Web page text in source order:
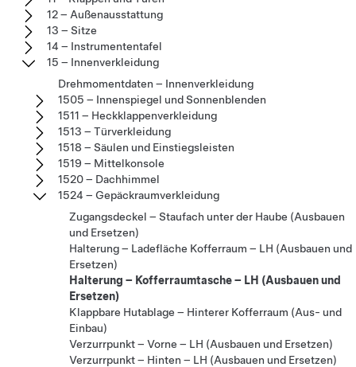
12 – Außenausstattung
13 – Sitze
14 – Instrumententafel
15 – Innenverkleidung
Drehmomentdaten – Innenverkleidung
1505 – Innenspiegel und Sonnenblenden
1511 – Heckklappenverkleidung
1513 – Türverkleidung
1518 – Säulen und Einstiegsleisten
1519 – Mittelkonsole
1520 – Dachhimmel
1524 – Gepäckraumverkleidung
Zugangsdeckel – Staufach unter der Haube (Ausbauen
und Ersetzen)
Halterung – Ladefläche Kofferraum – LH (Ausbauen und
Ersetzen)
Halterung – Kofferraumtasche – LH (Ausbauen und
Ersetzen)
Klappbare Hutablage – Hinterer Kofferraum (Aus- und
Einbau)
Verzurrpunkt – Vorne – LH (Ausbauen und Ersetzen)
Verzurrpunkt – Hinten – LH (Ausbauen und Ersetzen)